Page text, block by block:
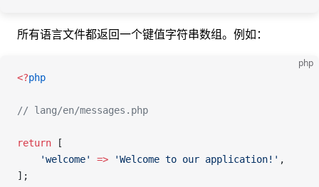
所有语言文件都返回一个键值字符串数组。例如：
php
<?php
// lang/en/messages.php
return [
    'welcome'
=> 'Welcome to our application!' ,
];